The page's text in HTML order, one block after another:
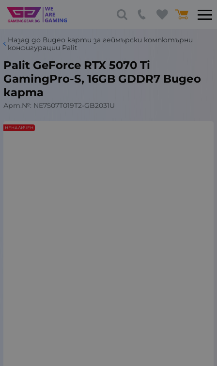
Назад до Видео карти за геймърски компютърни
конфигурации Palit
Palit GeForce RTX 5070 Ti
GamingPro-S, 16GB GDDR7 Видео
карта
Арт.№: NE7507T019T2-GB2031U
НЕНАЛИЧЕН